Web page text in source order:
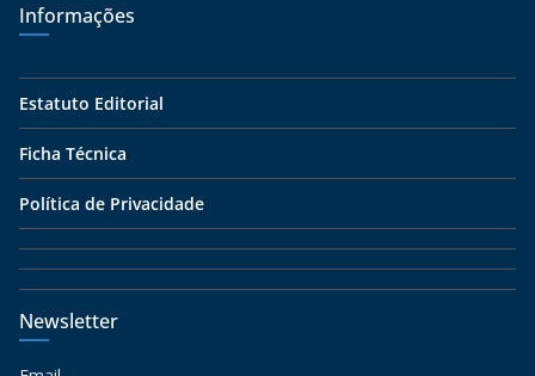
Informações
Estatuto Editorial
Ficha Técnica
Política de Privacidade
Newsletter